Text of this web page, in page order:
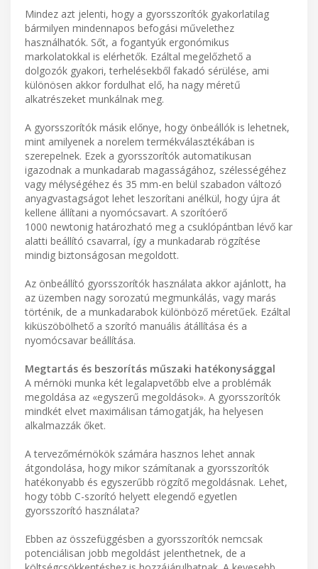
Mindez azt jelenti, hogy a gyorsszorítók gyakorlatilag
bármilyen mindennapos befogási művelethez
használhatók. Sőt, a fogantyúk ergonómikus
markolatokkal is elérhetők. Ezáltal megelőzhető a
dolgozók gyakori, terhelésekből fakadó sérülése, ami
különösen akkor fordulhat elő, ha nagy méretű
alkatrészeket munkálnak meg.
A gyorsszorítók másik előnye, hogy önbeállók is lehetnek,
mint amilyenek a norelem termékválasztékában is
szerepelnek. Ezek a gyorsszorítók automatikusan
igazodnak a munkadarab magasságához, szélességéhez
vagy mélységéhez és 35 mm-en belül szabadon változó
anyagvastagságot lehet leszorítani anélkül, hogy újra át
kellene állítani a nyomócsavart. A szorítóerő
1000 newtonig határozható meg a csuklópántban lévő kar
alatti beállító csavarral, így a munkadarab rögzítése
mindig biztonságosan megoldott.
Az önbeállító gyorsszorítók használata akkor ajánlott, ha
az üzemben nagy sorozatú megmunkálás, vagy marás
történik, de a munkadarabok különböző méretűek. Ezáltal
kiküszöbölhető a szorító manuális átállítása és a
nyomócsavar beállítása.
Megtartás és beszorítás műszaki hatékonysággal
A mérnöki munka két legalapvetőbb elve a problémák
megoldása az «egyszerű megoldások». A gyorsszorítók
mindkét elvet maximálisan támogatják, ha helyesen
alkalmazzák őket.
A tervezőmérnökök számára hasznos lehet annak
átgondolása, hogy mikor számítanak a gyorsszorítók
hatékonyabb és egyszerűbb rögzítő megoldásnak. Lehet,
hogy több C-szorító helyett elegendő egyetlen
gyorsszorító használata?
Ebben az összefüggésben a gyorsszorítók nemcsak
potenciálisan jobb megoldást jelenthetnek, de a